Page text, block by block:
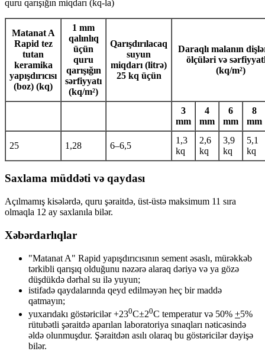
quru qarışığın miqdarı (kq-la)
Matanat A
Rapid tez
tutan
keramika
yapışdırıcısı
(boz) (kq)
1 mm
qalınlıq
üçün
quru
qarışığın
sərfiyyatı
(kq/m²)
Qarışdırılacaq
suyun
miqdarı (litrə)
25 kq üçün
Daraqlı malanın
ölçüləri və
(kq/m²)
3
mm
4
mm
6
mm
8
mm
25 1,28 6–6,5
1,3
kq
2,6
kq
3,9
kq
5,1
kq
Saxlama müddəti və qaydası
Açılmamış kisələrdə, quru şəraitdə, üst-üstə maksimum 11 sıra
olmaqla 12 ay saxlanıla bilər.
Xəbərdarlıqlar
"Matanat A" Rapid yapışdırıcısının sement əsaslı, mürəkkəb
tərkibli qarışıq olduğunu nəzərə alaraq dəriyə və ya gözə
düşdükdə dərhal su ilə yuyun;
istifadə qaydalarında qeyd edilməyən heç bir maddə
qatmayın;
yuxarıdakı göstəricilər +230C±20C temperatur və 50% +5%
rütubətli şəraitdə aparılan laboratoriya sınaqları nəticəsində
əldə olunmuşdur. Şəraitdən asılı olaraq bu göstəricilər dəyişə
bilər.